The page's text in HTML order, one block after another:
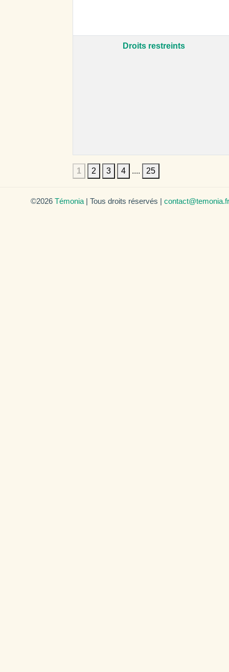
Droits restreints
1 2 3 4 .... 25
©2026 Témonia | Tous droits réservés | contact@temonia.fr